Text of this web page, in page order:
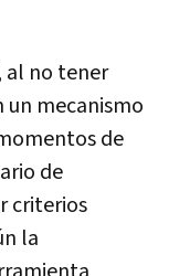
al no tener
mecanismo
de
de
criterios
la